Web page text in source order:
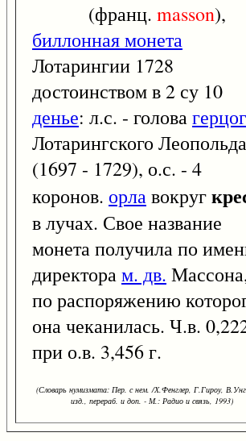
(франц. masson),
биллонная монета
Лотарингии 1728
достоинством в 2 су 10
денье: л.с. - голова
Лотарингского Леопольда
(1697 - 1729), о.с. - 4
коронов. орлавокруг
в лучах. Свое название
монета получила по
директорам. дв.
по распоряжению
она чеканилась. Ч.в.
при о.в. 3,456 г.
(Словарь нумизмата: Пер. с нем. /Х.Фенглер, Г.Гироу,
изд., перераб. и доп. - М.: Радио и связь, 1993)